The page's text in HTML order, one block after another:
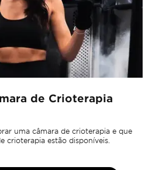
de Crioterapia
uma câmara de crioterapia e que
crioterapia estão disponíveis.